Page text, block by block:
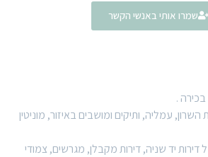
שמרו אותי באנשי הקשר
בכירה .
עמליה, ותיקים ומושבים באיזור, מוניטין
יד שניה, דירות מקבלן, מגרשים, צמודי